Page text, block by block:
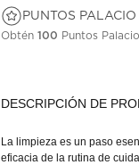
PUNTOS PALACIO
Obtén100 Puntos
DESCRIPCIÓN DE
La limpieza es un paso
eficacia de la rutina de